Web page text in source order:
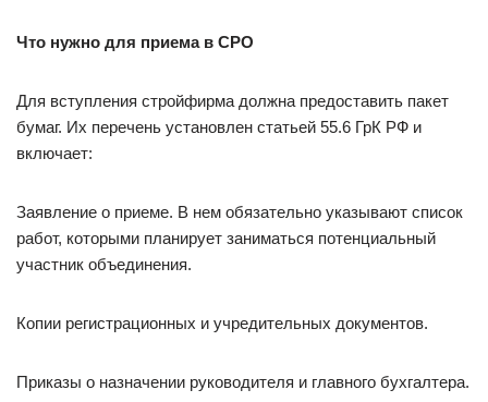
Что нужно для приема в СРО
Для вступления стройфирма должна предоставить пакет
бумаг. Их перечень установлен статьей 55.6 ГрК РФ и
включает:
Заявление о приеме. В нем обязательно указывают список
работ, которыми планирует заниматься потенциальный
участник объединения.
Копии регистрационных и учредительных документов.
Приказы о назначении руководителя и главного бухгалтера.